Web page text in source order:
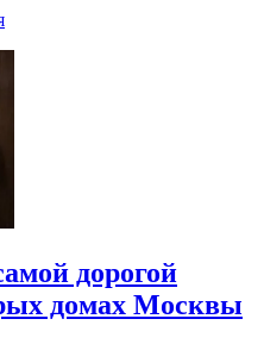
дорогой
домах Москвы